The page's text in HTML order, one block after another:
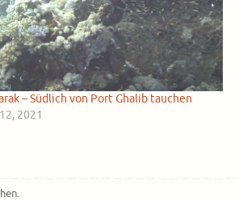
– Südlich von Port Ghalib tauchen
2021
.